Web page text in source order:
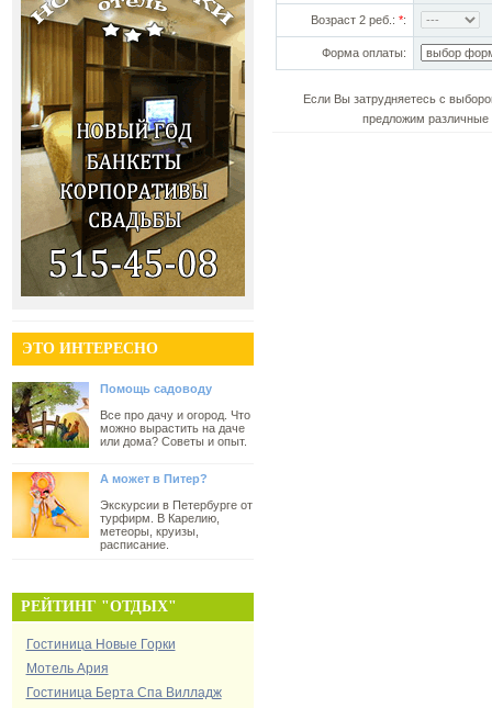
ЭТО ИНТЕРЕСНО
Помощь садоводу
Все про дачу и огород. Что
можно вырастить на даче
или дома? Советы и опыт.
А может в Питер?
Экскурсии в Петербурге от
турфирм. В Карелию,
метеоры, круизы,
расписание.
РЕЙТИНГ "ОТДЫХ"
Гостиница Новые Горки
Мотель Ария
Гостиница Берта Спа Вилладж
Возраст 2 реб.: *:
Форма оплаты:
Если Вы затрудняетесь с
предложим различные